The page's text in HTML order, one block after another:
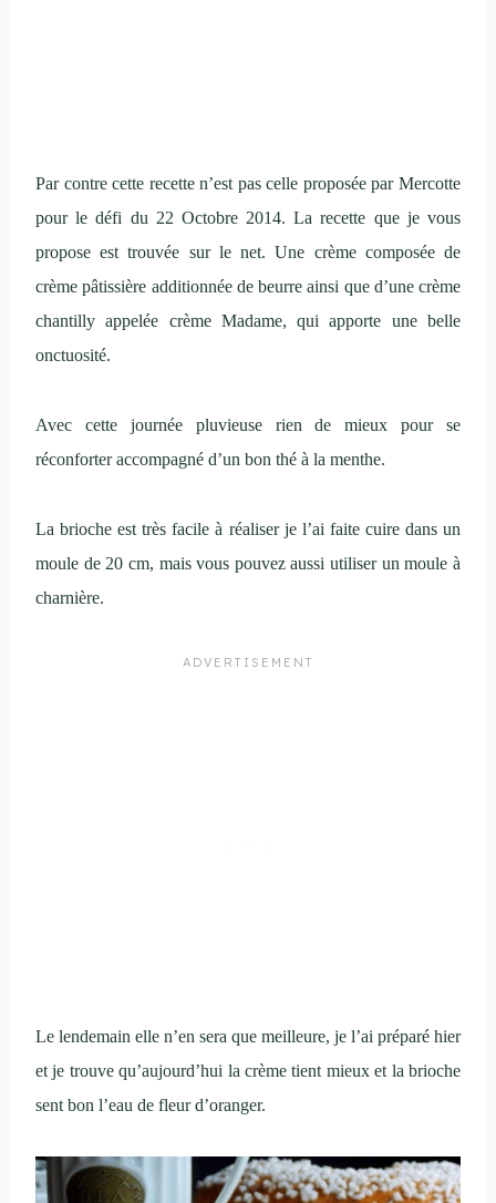
Par contre cette recette n’est pas celle proposée par Mercotte
pour le défi du 22 Octobre 2014. La recette que je vous
propose est trouvée sur le net. Une crème composée de
crème pâtissière additionnée de beurre ainsi que d’une crème
chantilly appelée crème Madame, qui apporte une belle
onctuosité.
Avec cette journée pluvieuse rien de mieux pour se
réconforter accompagné d’un bon thé à la menthe.
La brioche est très facile à réaliser je l’ai faite cuire dans un
moule de 20 cm, mais vous pouvez aussi utiliser un moule à
charnière.
Le lendemain elle n’en sera que meilleure, je l’ai préparé hier
et je trouve qu’aujourd’hui la crème tient mieux et la brioche
sent bon l’eau de fleur d’oranger.